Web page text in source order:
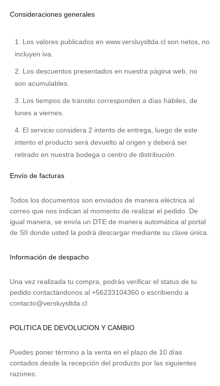
Consideraciones generales
Los valores publicados en www.versluysltda.cl son netos, no
incluyen iva.
Los descuentos presentados en nuestra página web, no
son acumulables.
Los tiempos de tránsito corresponden a días hábiles, de
lunes a viernes.
El servicio considera 2 intento de entrega, luego de este
intento el producto será devuelto al origen y deberá ser
retirado en nuestra bodega o centro de distribución.
Envío de facturas
Todos los documentos son enviados de manera eléctrica al
correo que nos indican al momento de realizar el pedido. De
igual manera, se envía un DTE de manera automática al portal
de SII donde usted la podrá descargar mediante su clave única.
Información de despacho
Una vez realizada tu compra, podrás verificar el status de tu
pedido contactándonos al +56233104360 o escribiendo a
contacto@versluysltda.cl
POLITICA DE DEVOLUCION Y CAMBIO
Puedes poner término a la venta en el plazo de 10 días
contados desde la recepción del producto por las siguientes
razones: